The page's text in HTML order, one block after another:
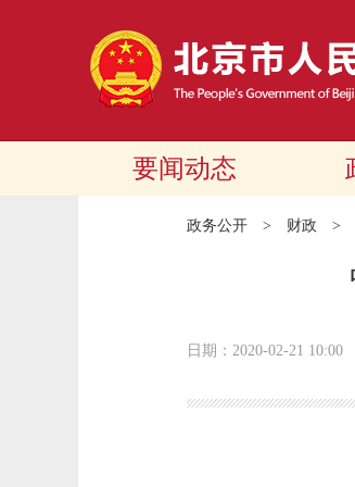
要闻动态
政务公开 > 财政 >
日期：2020-02-21 10:00